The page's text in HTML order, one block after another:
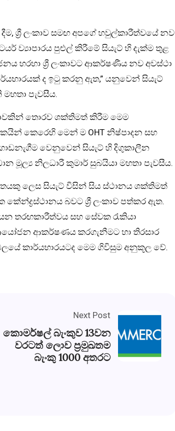
ශ්‍රී ලංකාව සමඟ අපගේ හවුල්කාරීත්වයේ නව
ව්‍යාපාරය පුළුල් කිරීමේ සියැට් හි දැක්ම තුළ
හරහා ශ්‍රී ලංකාවට ආකර්ෂණීය නව අවස්ථා
ද ඉටු කරනු ඇත,” යනුවෙන් සියැට්
මහතා පැවසීය.
තොරව ශක්තිමත් කිරීම මෙම
කෙරෙහි මෙන් ම OHT නිෂ්පාදන සහ
වෙනුවෙන් සියැට් හි දිගුකාලීන
මූල්‍ය නිලධාරී කුමාර් සුබයියා මහතා පැවසීය.
ලෙස සියැට් විසින් සිය ස්ථානය ශක්තිමත්
බවට ශ්‍රී ලංකාව පත්කර ඇත.
තරඟකාරීත්වය සහ සේවක රැකියා
ආකර්ෂණය කරගැනීමට හා තිරසාර
කාර්යභාරයටද මෙම ගිවිසුම අනුකූල වේ.
Next Post
කොමර්ෂල් බැංකුව 13වන
වරටත් ලොව ප්‍රමුඛතම
බැංකු 1000 අතරට